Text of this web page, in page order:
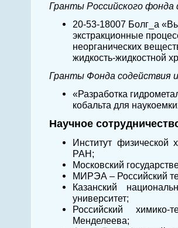
Гранты Российского
20-53-18007 Болг_а
экстракционные
неорганических
жидкость-жидкостной
Гранты Фонда содействия
«Разработка
кобальта для
Научное
Институт
РАН;
Московский
МИРЭА – Российский
Казанский
университет;
Российский химико-
Менделеева;